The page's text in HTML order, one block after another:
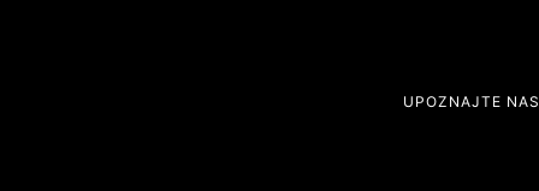
UPOZNAJTE NAS